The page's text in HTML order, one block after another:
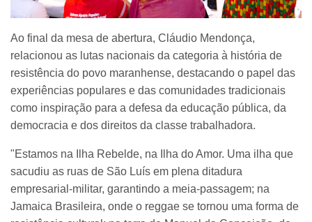
Ao final da mesa de abertura, Cláudio Mendonça,
relacionou as lutas nacionais da categoria à história de
resistência do povo maranhense, destacando o papel das
experiências populares e das comunidades tradicionais
como inspiração para a defesa da educação pública, da
democracia e dos direitos da classe trabalhadora.
"Estamos na Ilha Rebelde, na Ilha do Amor. Uma ilha que
sacudiu as ruas de São Luís em plena ditadura
empresarial-militar, garantindo a meia-passagem; na
Jamaica Brasileira, onde o reggae se tornou uma forma de